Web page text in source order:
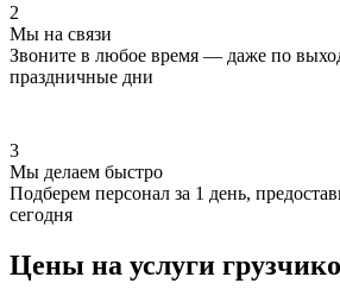
2
Мы на связи
Звоните в любое время — даже по
праздничные дни
3
Мы делаем быстро
Подберем персонал за 1 день,
сегодня
Цены на услуги